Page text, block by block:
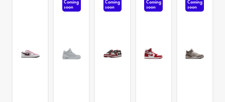
Coming
soon
Coming
soon
Coming
soon
Coming
soon